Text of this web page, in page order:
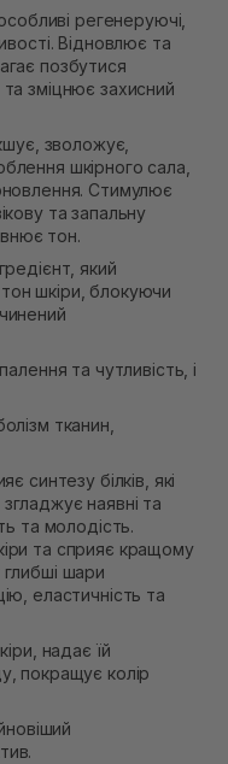
регенеруючі,
Відновлює та
позбутися
зміцнює захисний
зволожує,
шкірного сала,
Стимулює
та запальну
тон.
який
шкіри, блокуючи
та чутливість, і
тканин,
синтезу білків, які
наявні та
та молодість.
та сприяє кращому
шари
еластичність та
надає їй
покращує колір